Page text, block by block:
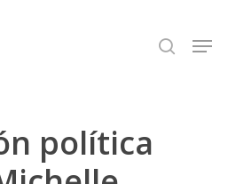
search
política
Close